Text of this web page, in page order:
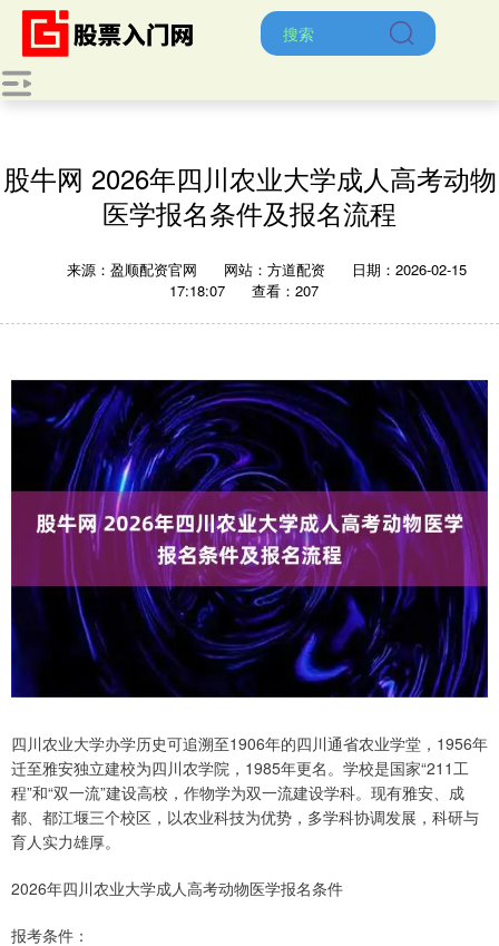
股牛网 2026年四川农业大学成人高考动物
医学报名条件及报名流程
来源：盈顺配资官网 网站：方道配资
日期：2026-02-15
17:18:07
查看：207
四川农业大学办学历史可追溯至1906年的四川通省农业学堂，1956年
迁至雅安独立建校为四川农学院，1985年更名。学校是国家“211工
程”和“双一流”建设高校，作物学为双一流建设学科。现有雅安、成
都、都江堰三个校区，以农业科技为优势，多学科协调发展，科研与
育人实力雄厚。
2026年四川农业大学成人高考动物医学报名条件
报考条件：